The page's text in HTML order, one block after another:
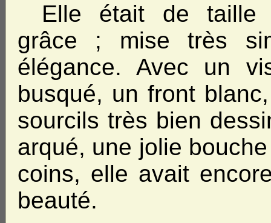
Elle était de taille
grâce ; mise très
élégance. Avec un
busqué, un front
sourcils très bien
arqué, une jolie
coins, elle avait
beauté.